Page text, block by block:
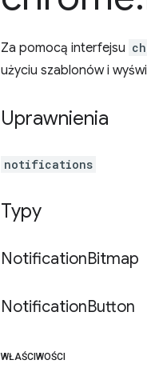
Za pomocą interfejsu
użyciu szablonów i
Uprawnienia
notifications
Typy
NotificationBitmap
NotificationButton
WŁAŚCIWOŚCI